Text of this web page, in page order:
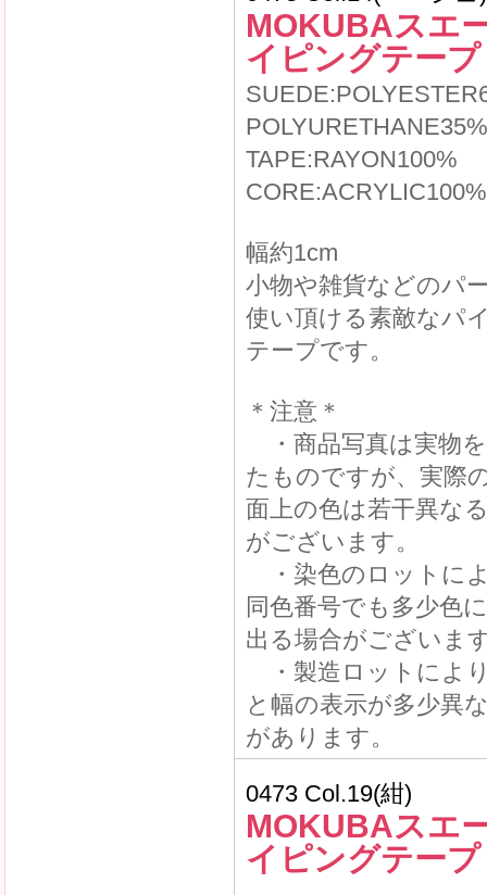
MOKUBAスエ
イピングテープ
POLYURETHANE35%
TAPE:RAYON100%
CORE:ACRYLIC100%
幅約1cm
小物や雑貨などのパ
使い頂ける素敵なパ
テープです。
＊注意＊
・商品写真は実物
たものですが、実際
面上の色は若干異な
がございます。
・染色のロットに
同色番号でも多少色
出る場合がございま
・製造ロットによ
と幅の表示が多少異
があります。
0473 Col.19(紺)
MOKUBAスエ
イピングテープ